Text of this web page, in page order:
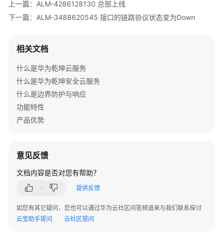
ALM-
4287373322
硬
故
障
质
空
间
足
上一篇：ALM-4286128130 总部上线
下一篇：ALM-3488620545 接口的链路协议状态变为Down
相关文档
什么是华为乾坤云服务
什么是华为乾坤安全云服务
什么是边界防护与响应
功能特性
产品优势
意见反馈
文档内容是否对您有帮助？
提供反馈
如您有其它疑问，您也可以通过华为云社区问答频道来与我们联系探讨
云宝助手提问
云社区提问